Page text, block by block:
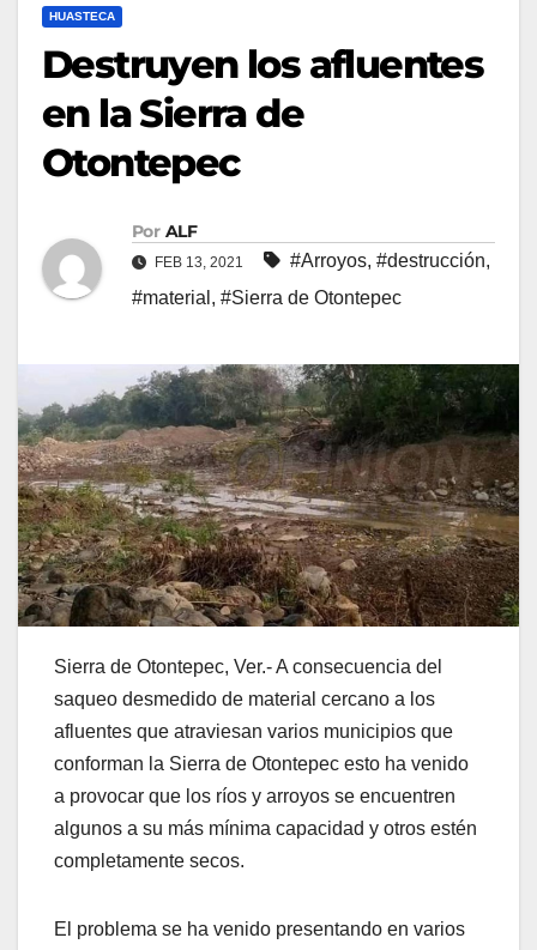
HUASTECA
Destruyen los afluentes
en la Sierra de
Otontepec
Por ALF
FEB 13, 2021 #Arroyos, #destrucción,
#material , #Sierra de Otontepec
Sierra de Otontepec, Ver.- A consecuencia del
saqueo desmedido de material cercano a los
afluentes que atraviesan varios municipios que
conforman la Sierra de Otontepec esto ha venido
a provocar que los ríos y arroyos se encuentren
algunos a su más mínima capacidad y otros estén
completamente secos.
El problema se ha venido presentando en varios